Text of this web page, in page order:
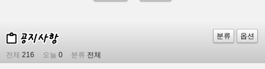
분류 옵션
전체 216 오늘 0 분류 전체